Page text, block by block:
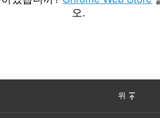
오.
위